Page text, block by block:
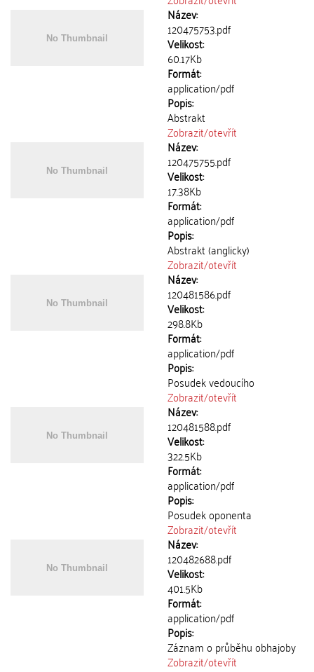
Název:
120475753.pdf
Velikost:
60.17Kb
Formát:
application/pdf
Popis:
Abstrakt
Zobrazit/otevřít
Název:
120475755.pdf
Velikost:
17.38Kb
Formát:
application/pdf
Popis:
Abstrakt (anglicky)
Zobrazit/otevřít
Název:
120481586.pdf
Velikost:
298.8Kb
Formát:
application/pdf
Popis:
Posudek vedoucího
Zobrazit/otevřít
Název:
120481588.pdf
Velikost:
322.5Kb
Formát:
application/pdf
Popis:
Posudek oponenta
Zobrazit/otevřít
Název:
120482688.pdf
Velikost:
401.5Kb
Formát:
application/pdf
Popis:
Záznam o průběhu obhajoby
Zobrazit/otevřít